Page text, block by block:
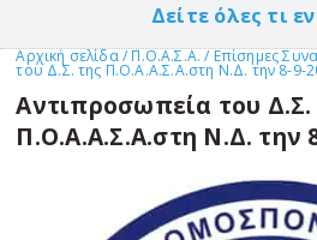
Δείτε όλες τι
Αρχική σελίδα/Π.Ο.Α.Σ.Α./ Επίσημες
του Δ.Σ. της Π.Ο.Α.Α.Σ.Α.στη Ν.Δ. την 8-9-
Αντιπροσωπεία του Δ.Σ.
Π.Ο.Α.Α.Σ.Α.στη Ν.Δ. την